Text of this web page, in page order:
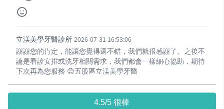
立渼美學牙醫診所 2026-07-31 16:53:06
謝謝您的肯定，能讓您覺得還不錯，我們就很感謝了。之後不
論是看診安排或洗牙相關需求，我們都會一樣細心協助，期待
下次再為您服務 😊五股區立渼美學牙醫
4.5/5 很棒